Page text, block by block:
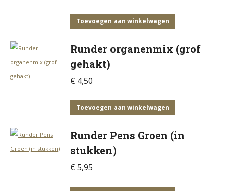
Toevoegen aan winkelwagen
Runder organenmix (grof
gehakt)
€ 4,50
Toevoegen aan winkelwagen
Runder Pens Groen (in
stukken)
€ 5,95